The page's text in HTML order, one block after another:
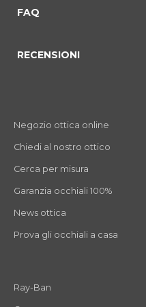
FAQ
RECENSIONI
Negozio ottica online
Chiedi al nostro ottico
Cerca per misura
Garanzia occhiali 100%
News ottica
Prova gli occhiali a casa
Ray-Ban